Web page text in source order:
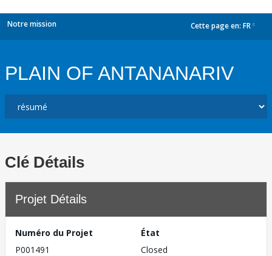
Notre mission Cette page en: FR
PLAIN OF ANTANANARIV
Clé Détails
Projet Détails
Numéro du Projet
P001491
État
Closed